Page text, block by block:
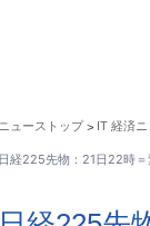
ニューストップ > IT 経済ニ
日経225先物：21日22時